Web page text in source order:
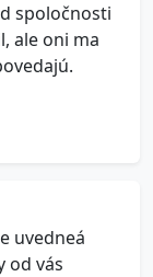
spoločnosti
ale oni ma
uvedneá
od vás